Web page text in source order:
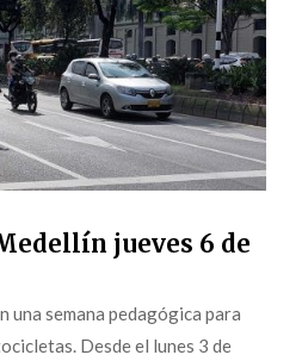
jueves 6 de
una semana pedagógica para
Desde el lunes 3 de